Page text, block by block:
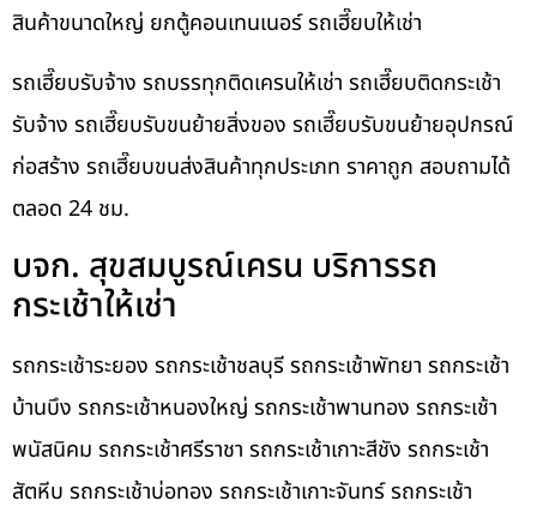
สินค้าขนาดใหญ่ ยกตู้คอนเทนเนอร์ รถเฮี๊ยบให้เช่า
รถเฮี๊ยบรับจ้าง รถบรรทุกติดเครนให้เช่า รถเฮี๊ยบติดกระเช้า
รับจ้าง รถเฮี๊ยบรับขนย้ายสิ่งของ รถเฮี๊ยบรับขนย้ายอุปกรณ์
ก่อสร้าง รถเฮี๊ยบขนส่งสินค้าทุกประเภท ราคาถูก สอบถามได้
ตลอด 24 ชม.
บจก. สุขสมบูรณ์เครน บริการรถ
กระเช้าให้เช่า
รถกระเช้าระยอง รถกระเช้าชลบุรี รถกระเช้าพัทยา รถกระเช้า
บ้านบึง รถกระเช้าหนองใหญ่ รถกระเช้าพานทอง รถกระเช้า
พนัสนิคม รถกระเช้าศรีราชา รถกระเช้าเกาะสีชัง รถกระเช้า
สัตหีบ รถกระเช้าบ่อทอง รถกระเช้าเกาะจันทร์ รถกระเช้า